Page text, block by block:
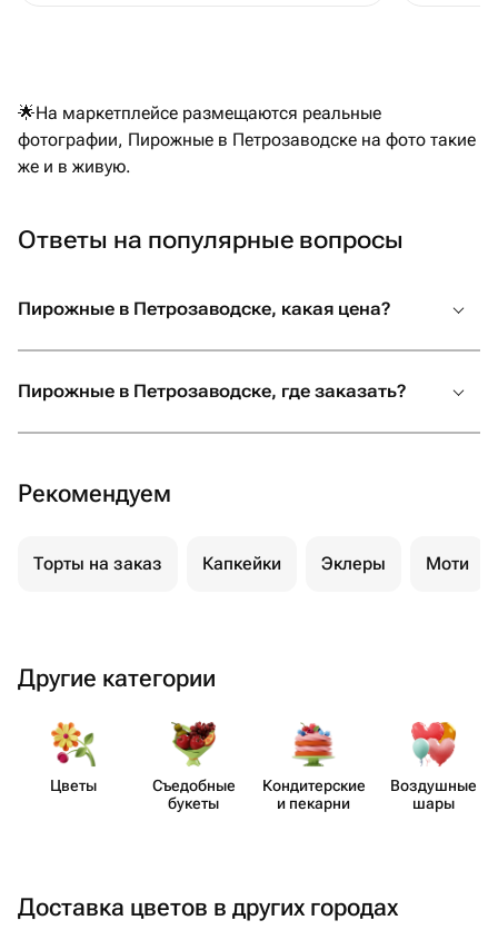
🌟На маркетплейсе размещаются реальные
фотографии, Пирожные в Петрозаводске на фото такие
же и в живую.
Ответы на популярные вопросы
Пирожные в Петрозаводске, какая цена?
Пирожные в Петрозаводске, где заказать?
Рекомендуем
Торты на заказ Капкейки Эклеры Моти
Другие категории
Цветы
Съедобные
букеты
Кондит​ерские
и пекарни
Воздушные
шары
Доставка цветов в других городах